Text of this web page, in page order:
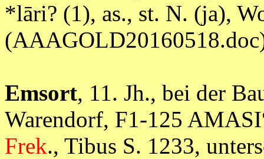
*lāri? (1), as., st. N. (ja),
Emsort, 11. Jh., bei der
Warendorf, F1-125
Frek., Tibus S. 1233,